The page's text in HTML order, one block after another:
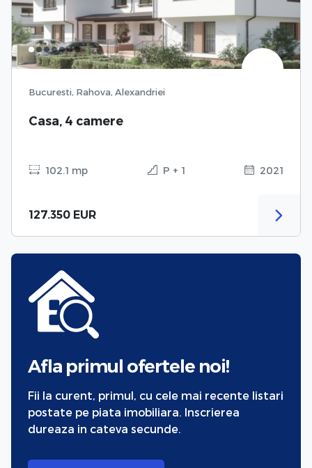
Bucuresti, Rahova, Alexandriei
Casa, 4 camere
102.1 mp P + 1 2021
127.350 EUR
Afla primul ofertele noi!
Fii la curent, primul, cu cele mai recente listari
postate pe piata imobiliara. Inscrierea
dureaza in cateva secunde.